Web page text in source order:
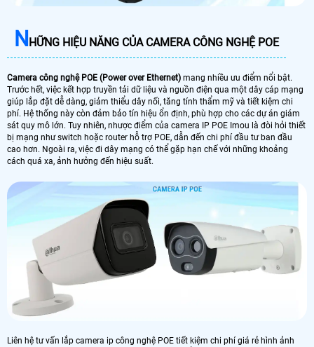
NHỮNG HIỆU NĂNG CỦA CAMERA CÔNG NGHỆ POE
Camera công nghệ POE (Power over Ethernet) mang nhiều ưu điểm nổi bật.
Trước hết, việc kết hợp truyền tải dữ liệu và nguồn điện qua một dây cáp mạng
giúp lắp đặt dễ dàng, giảm thiểu dây nối, tăng tính thẩm mỹ và tiết kiệm chi
phí. Hệ thống này còn đảm bảo tín hiệu ổn định, phù hợp cho các dự án giám
sát quy mô lớn. Tuy nhiên, nhược điểm của camera IP POE Imou là đòi hỏi thiết
bị mạng như switch hoặc router hỗ trợ POE, dẫn đến chi phí đầu tư ban đầu
cao hơn. Ngoài ra, việc đi dây mạng có thể gặp hạn chế với những khoảng
cách quá xa, ảnh hưởng đến hiệu suất.
Liên hệ tư vấn lắp camera ip công nghệ POE tiết kiệm chi phí giá rẻ hình ảnh